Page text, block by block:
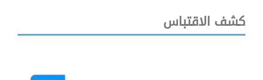
كشف الاقتباس